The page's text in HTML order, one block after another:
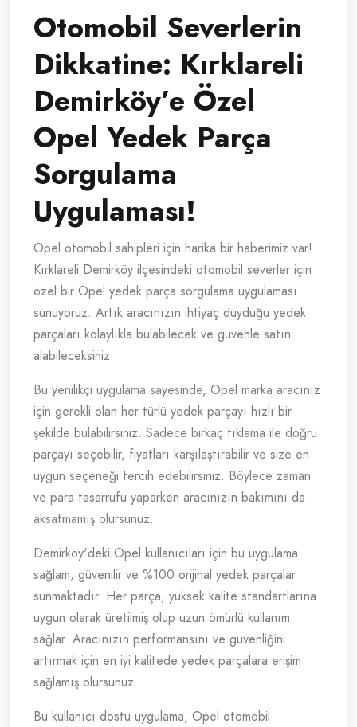
Otomobil Severlerin
Dikkatine: Kırklareli
Demirköy’e Özel
Opel Yedek Parça
Sorgulama
Uygulaması!
Opel otomobil sahipleri için harika bir haberimiz var!
Kırklareli Demirköy ilçesindeki otomobil severler için
özel bir Opel yedek parça sorgulama uygulaması
sunuyoruz. Artık aracınızın ihtiyaç duyduğu yedek
parçaları kolaylıkla bulabilecek ve güvenle satın
alabileceksiniz.
Bu yenilikçi uygulama sayesinde, Opel marka aracınız
için gerekli olan her türlü yedek parçayı hızlı bir
şekilde bulabilirsiniz. Sadece birkaç tıklama ile doğru
parçayı seçebilir, fiyatları karşılaştırabilir ve size en
uygun seçeneği tercih edebilirsiniz. Böylece zaman
ve para tasarrufu yaparken aracınızın bakımını da
aksatmamış olursunuz.
Demirköy'deki Opel kullanıcıları için bu uygulama
sağlam, güvenilir ve %100 orijinal yedek parçalar
sunmaktadır. Her parça, yüksek kalite standartlarına
uygun olarak üretilmiş olup uzun ömürlü kullanım
sağlar. Aracınızın performansını ve güvenliğini
artırmak için en iyi kalitede yedek parçalara erişim
sağlamış olursunuz.
Bu kullanıcı dostu uygulama, Opel otomobil